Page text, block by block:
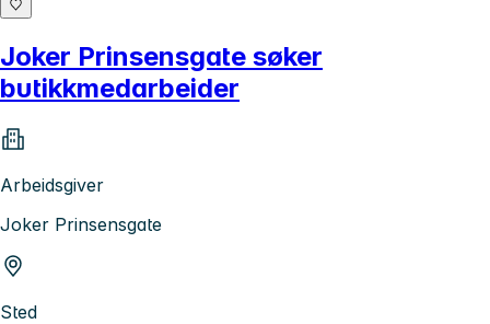
Joker Prinsensgate søker
butikkmedarbeider
Arbeidsgiver
Joker Prinsensgate
Sted